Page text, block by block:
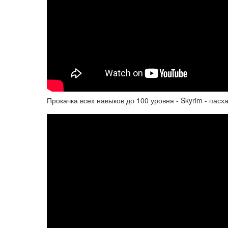
Прокачка всех навыков до 100 уровня - Skyrim -